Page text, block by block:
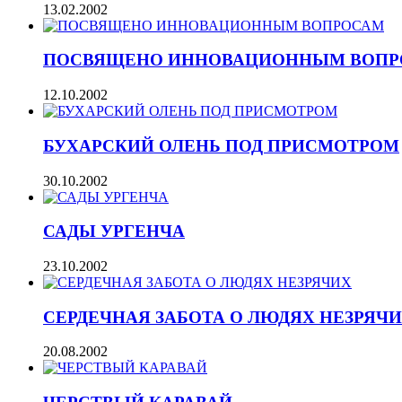
13.02.2002
ПОСВЯЩЕНО ИННОВАЦИОННЫМ
12.10.2002
БУХАРСКИЙ ОЛЕНЬ ПОД ПРИСМОТРОМ
30.10.2002
САДЫ УРГЕНЧА
23.10.2002
СЕРДЕЧНАЯ ЗАБОТА О ЛЮДЯХ
20.08.2002